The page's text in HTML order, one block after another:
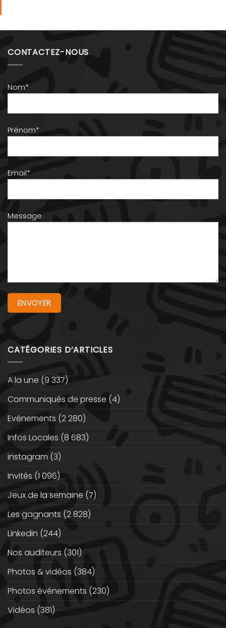
CONTACTEZ-NOUS
Nom*
Prénom*
Email*
Message
CATÉGORIES D’ARTICLES
A la une (9 337)
Communiqués de presse (4)
Evénements (2 280)
Infos Locales (8 683)
instagram (3)
Invités (1 096)
Jeux de la semaine (7)
Les gagnants (2 828)
Linkedin (244)
Nos auditeurs (301)
Photos & vidéos (384)
Photos événements (230)
Vidéos (381)